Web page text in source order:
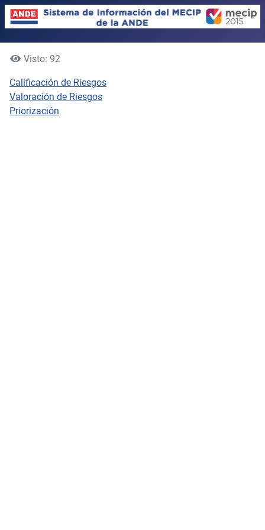
Visto: 92
Calificación de Riesgos
Valoración de Riesgos
Priorización